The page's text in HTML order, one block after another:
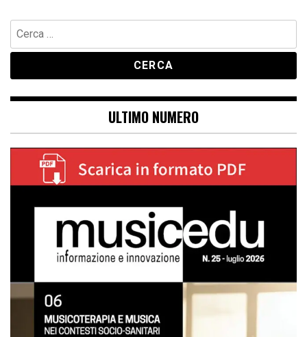
Ricerca
per:
ULTIMO NUMERO